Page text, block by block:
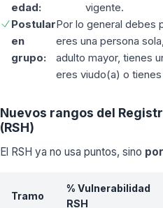
edad:
vigente.
Postular
en
grupo:
Por lo general debes
eres una persona
adulto mayor, tienes
eres viudo(a) o
Nuevos rangos del
(RSH)
El RSH ya no usa puntos, sino
Tramo
% Vulnerabilidad
RSH